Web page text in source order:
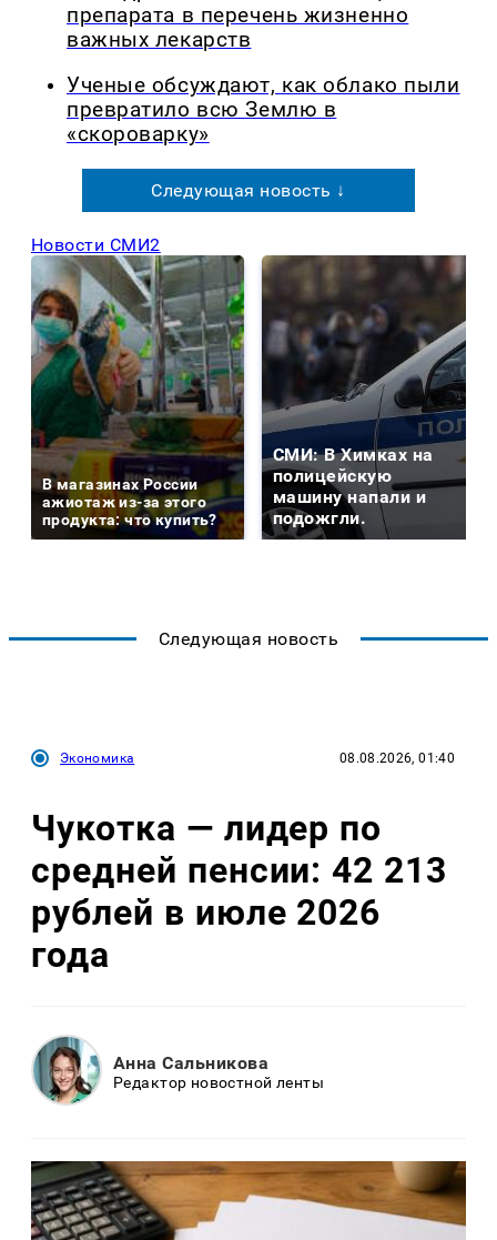
препарата в перечень жизненно
важных лекарств
Ученые обсуждают, как облако пыли
превратило всю Землю в
«скороварку»
Следующая новость ↓
Новости СМИ2
В магазинах России
ажиотаж из-за этого
продукта: что купить?
СМИ: В Химках на
полицейскую
машину напали и
подожгли.
Следующая новость
Экономика 08.08.2026, 01:40
Чукотка — лидер по
средней пенсии: 42 213
рублей в июле 2026
года
Анна Сальникова
Редактор новостной ленты